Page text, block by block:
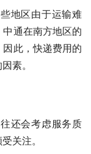
地区由于运输难
通在南方地区的
此，快递费用的
素。
还会考虑服务质
关注。